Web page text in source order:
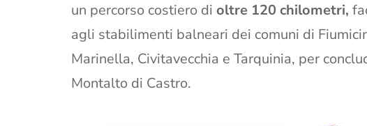
un percorso costiero di oltre 120 chilometri,
agli stabilimenti balneari dei comuni di
Marinella, Civitavecchia e Tarquinia, per
Montalto di Castro.